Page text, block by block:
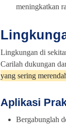
meningkatkan
Lingkungan di
Carilah dukungan
yang sering
Aplikasi
Bergabunglah